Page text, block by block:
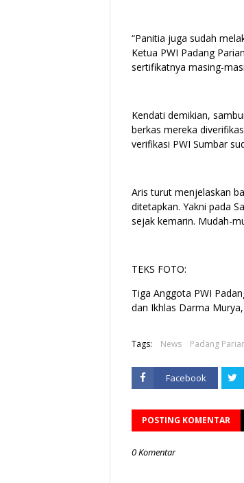
“Panitia juga sudah
Ketua PWI Padang
sertifikatnya masing-
Kendati demikian,
berkas mereka
verifikasi PWI Sumbar
Aris turut menjelaskan
ditetapkan. Yakni pada
sejak kemarin. Mudah-
TEKS FOTO:
Tiga Anggota PWI
dan Ikhlas Darma
Tags: News Padang
Facebook
POSTING KOMENTAR
0 Komentar